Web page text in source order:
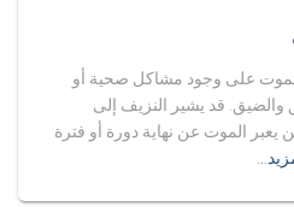
على وجود مشاكل صحية أو
قد يشير النزيف إلى
يعبر الموت عن نهاية دورة أو فترة